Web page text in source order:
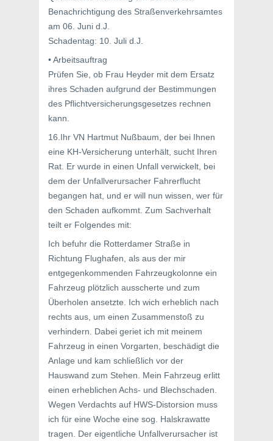
Benachrichtigung des Straßenverkehrsamtes
am 06. Juni d.J.
Schadentag: 10. Juli d.J.
• Arbeitsauftrag
Prüfen Sie, ob Frau Heyder mit dem Ersatz
ihres Schaden aufgrund der Bestimmungen
des Pflichtversicherungsgesetzes rechnen
kann.
16.Ihr VN Hartmut Nußbaum, der bei Ihnen
eine KH-Versicherung unterhält, sucht Ihren
Rat. Er wurde in einen Unfall verwickelt, bei
dem der Unfallverursacher Fahrerflucht
begangen hat, und er will nun wissen, wer für
den Schaden aufkommt. Zum Sachverhalt
teilt er Folgendes mit:
Ich befuhr die Rotterdamer Straße in
Richtung Flughafen, als aus der mir
entgegenkommenden Fahrzeugkolonne ein
Fahrzeug plötzlich ausscherte und zum
Überholen ansetzte. Ich wich erheblich nach
rechts aus, um einen Zusammenstoß zu
verhindern. Dabei geriet ich mit meinem
Fahrzeug in einen Vorgarten, beschädigt die
Anlage und kam schließlich vor der
Hauswand zum Stehen. Mein Fahrzeug erlitt
einen erheblichen Achs- und Blechschaden.
Wegen Verdachts auf HWS-Distorsion muss
ich für eine Woche eine sog. Halskrawatte
tragen. Der eigentliche Unfallverursacher ist